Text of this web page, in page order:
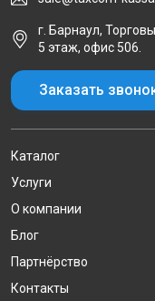
г. Барнаул,
5 этаж, офис 506.
Заказать
Каталог
Услуги
О компании
Блог
Партнёрство
Контакты